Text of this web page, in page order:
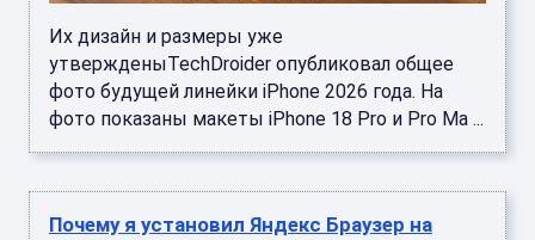
Их дизайн и размеры уже
утвержденыTechDroider опубликовал общее
фото будущей линейки iPhone 2026 года. На
фото показаны макеты iPhone 18 Pro и Pro Ma ...
Почему я установил Яндекс Браузер на